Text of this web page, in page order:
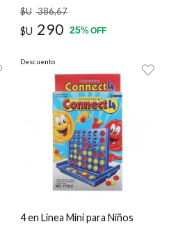
$U 386,67
$U 290 25%OFF
Descuento
4 en Linea Mini para Niños